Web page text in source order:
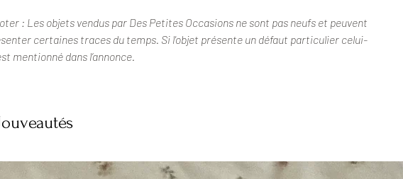
: Les objets vendus par Des Petites Occasions ne sont pas neufs et peuvent
certaines traces du temps. Si l'objet présente un défaut particulier celui-
mentionné dans l’annonce.